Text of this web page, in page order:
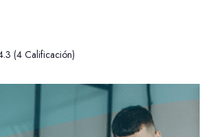
(4 Calificación)